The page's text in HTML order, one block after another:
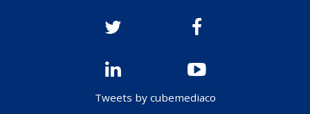
Tweets by cubemediaco